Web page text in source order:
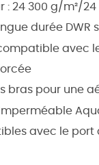
: 24 300 g/m²/24
durée DWR
avec
bras pour une
avec le port